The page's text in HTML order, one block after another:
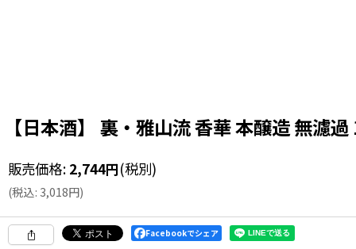
【日本酒】 裏・雅山流 香華 本醸造 無濾
販売価格: 2,744円(税別)
(税込: 3,018円)
Facebookでシェア